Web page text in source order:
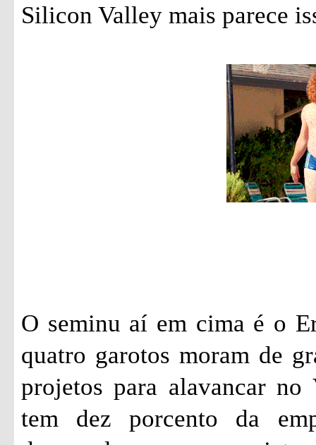
Silicon Valley mais parece
O seminu aí em cima é o
quatro garotos moram de
projetos para alavancar
tem dez porcento da